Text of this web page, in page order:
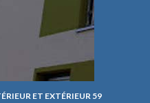
ET EXTÉRIEUR 59